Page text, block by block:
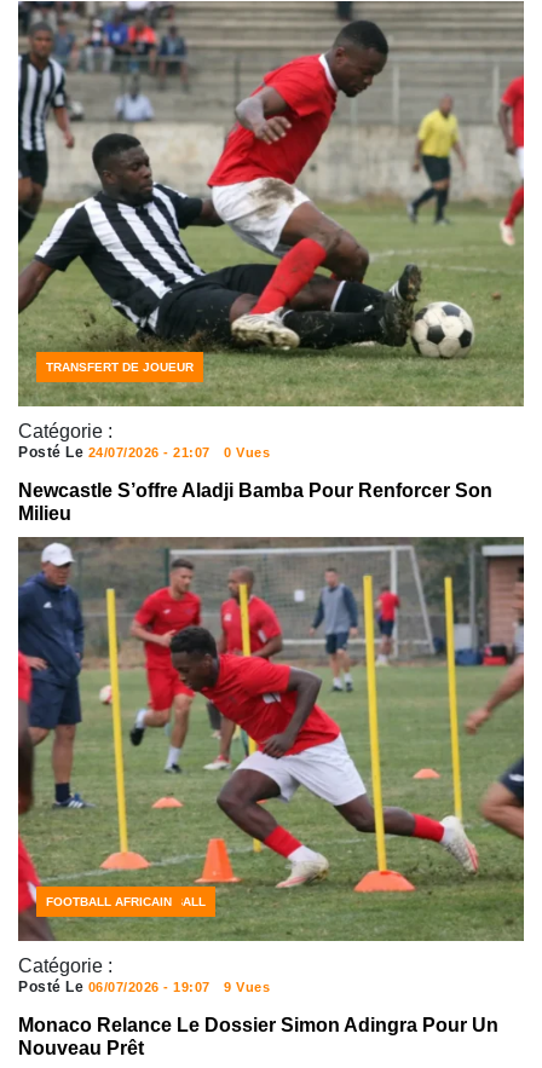
Catégorie :
ACTUALITÉS FOOTBALL
FOOTBALL
TRANSFERT DE JOUEUR
Posté Le 24/07/2026 - 21:07 0 Vues
Newcastle S’offre Aladji Bamba Pour Renforcer Son
Milieu
Catégorie :
CÔTE D'IVOIRE FOOTBALL
FOOTBALL
FOOTBALL AFRICAIN
Posté Le 06/07/2026 - 19:07 9 Vues
Monaco Relance Le Dossier Simon Adingra Pour Un
Nouveau Prêt